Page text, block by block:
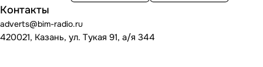
Контакты
adverts@bim-radio.ru
420021, Казань, ул. Тукая 91, а/я 344